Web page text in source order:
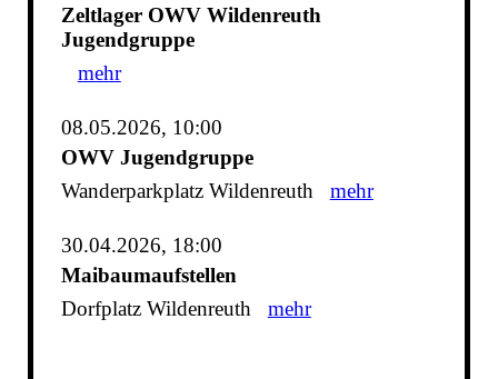
Zeltlager OWV Wildenreuth
Jugendgruppe
mehr
08.05.2026, 10:00
OWV Jugendgruppe
Wanderparkplatz Wildenreuth mehr
30.04.2026, 18:00
Maibaumaufstellen
Dorfplatz Wildenreuth mehr